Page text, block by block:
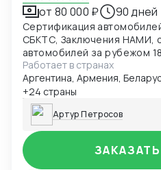
от 80 000 ₽ 90 дней
Сертификация
СБКТС, Заключения НАМИ,
автомобилей за рубежом
Работает в странах
Аргентина, Армения,
+24 страны
Артур Петросов